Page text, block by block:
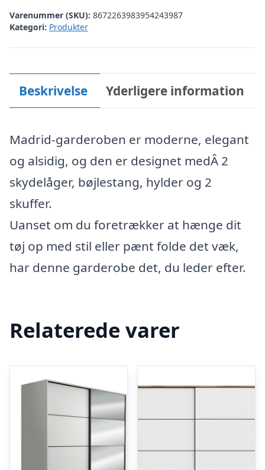
Varenummer (SKU): 8672263983954243987
Kategori: Produkter
Beskrivelse Yderligere information
Madrid-garderoben er moderne, elegant
og alsidig, og den er designet medÂ 2
skydelåger, bøjlestang, hylder og 2
skuffer.
Uanset om du foretrækker at hænge dit
tøj op med stil eller pænt folde det væk,
har denne garderobe det, du leder efter.
Relaterede varer